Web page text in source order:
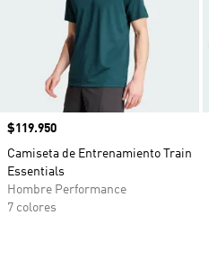
Precio
$119.950
Camiseta de Entrenamiento Train
Essentials
Hombre Performance
7 colores